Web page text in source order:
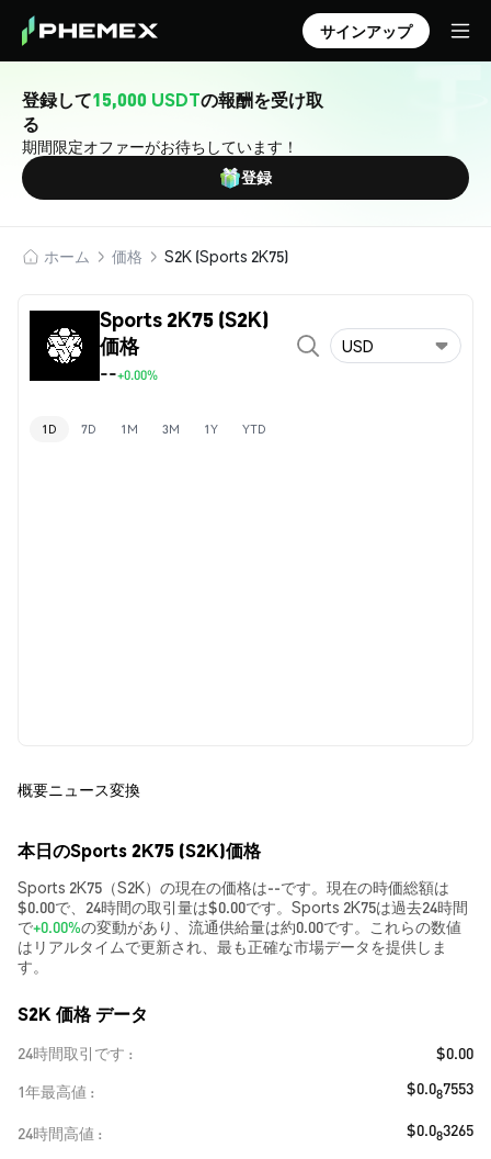
サインアップ
登録して15,000 USDTの報酬を受け取
る
期間限定オファーがお待ちしています！
登録
ホーム 価格 S2K (Sports 2K75)
Sports 2K75 (S2K)
価格
--+0.00%
USD
1D 7D 1M 3M 1Y YTD
概要ニュース変換
本日のSports 2K75 (S2K)価格
Sports 2K75（S2K）の現在の価格は--です。現在の時価総額は
$0.00で、24時間の取引量は$0.00です。Sports 2K75は過去24時間
で+0.00%の変動があり、流通供給量は約0.00です。これらの数値
はリアルタイムで更新され、最も正確な市場データを提供しま
す。
S2K 価格 データ
24時間取引です
$0.00
1年最高値
$0.087553
24時間高値 $0.083265